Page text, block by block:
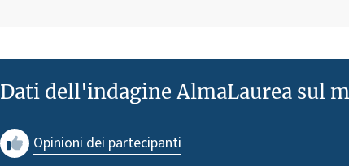
Dati dell'indagine AlmaLaurea sul
Opinioni dei partecipanti